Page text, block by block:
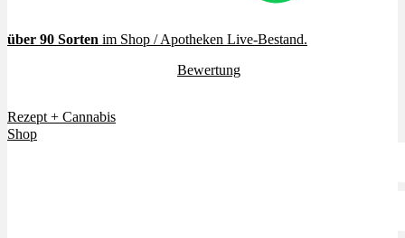
Studien
über 90 Sorten im Shop / Apotheken Live-Bestand.
Bewertung
Rezept + Cannabis
Shop